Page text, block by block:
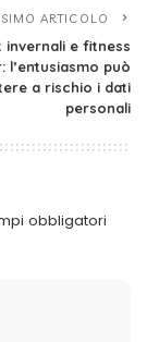
ARTICOLO
invernali e fitness
l’entusiasmo può
a rischio i dati
personali
obbligatori